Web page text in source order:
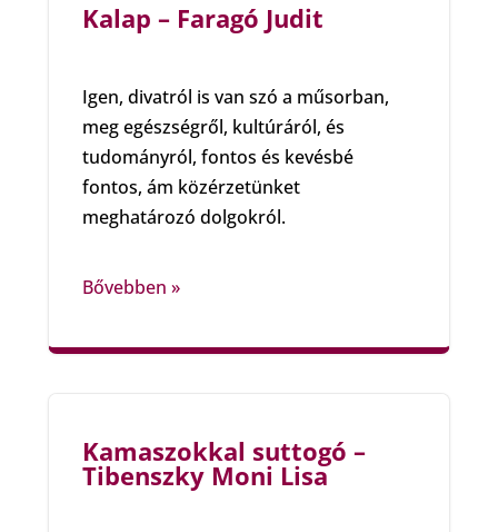
Kalap – Faragó Judit
Igen, divatról is van szó a műsorban,
meg egészségről, kultúráról, és
tudományról, fontos és kevésbé
fontos, ám közérzetünket
meghatározó dolgokról.
Bővebben »
Kamaszokkal suttogó –
Tibenszky Moni Lisa